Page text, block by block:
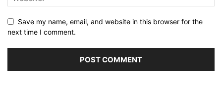
Save my name, email, and website in this browser for the
next time I comment.